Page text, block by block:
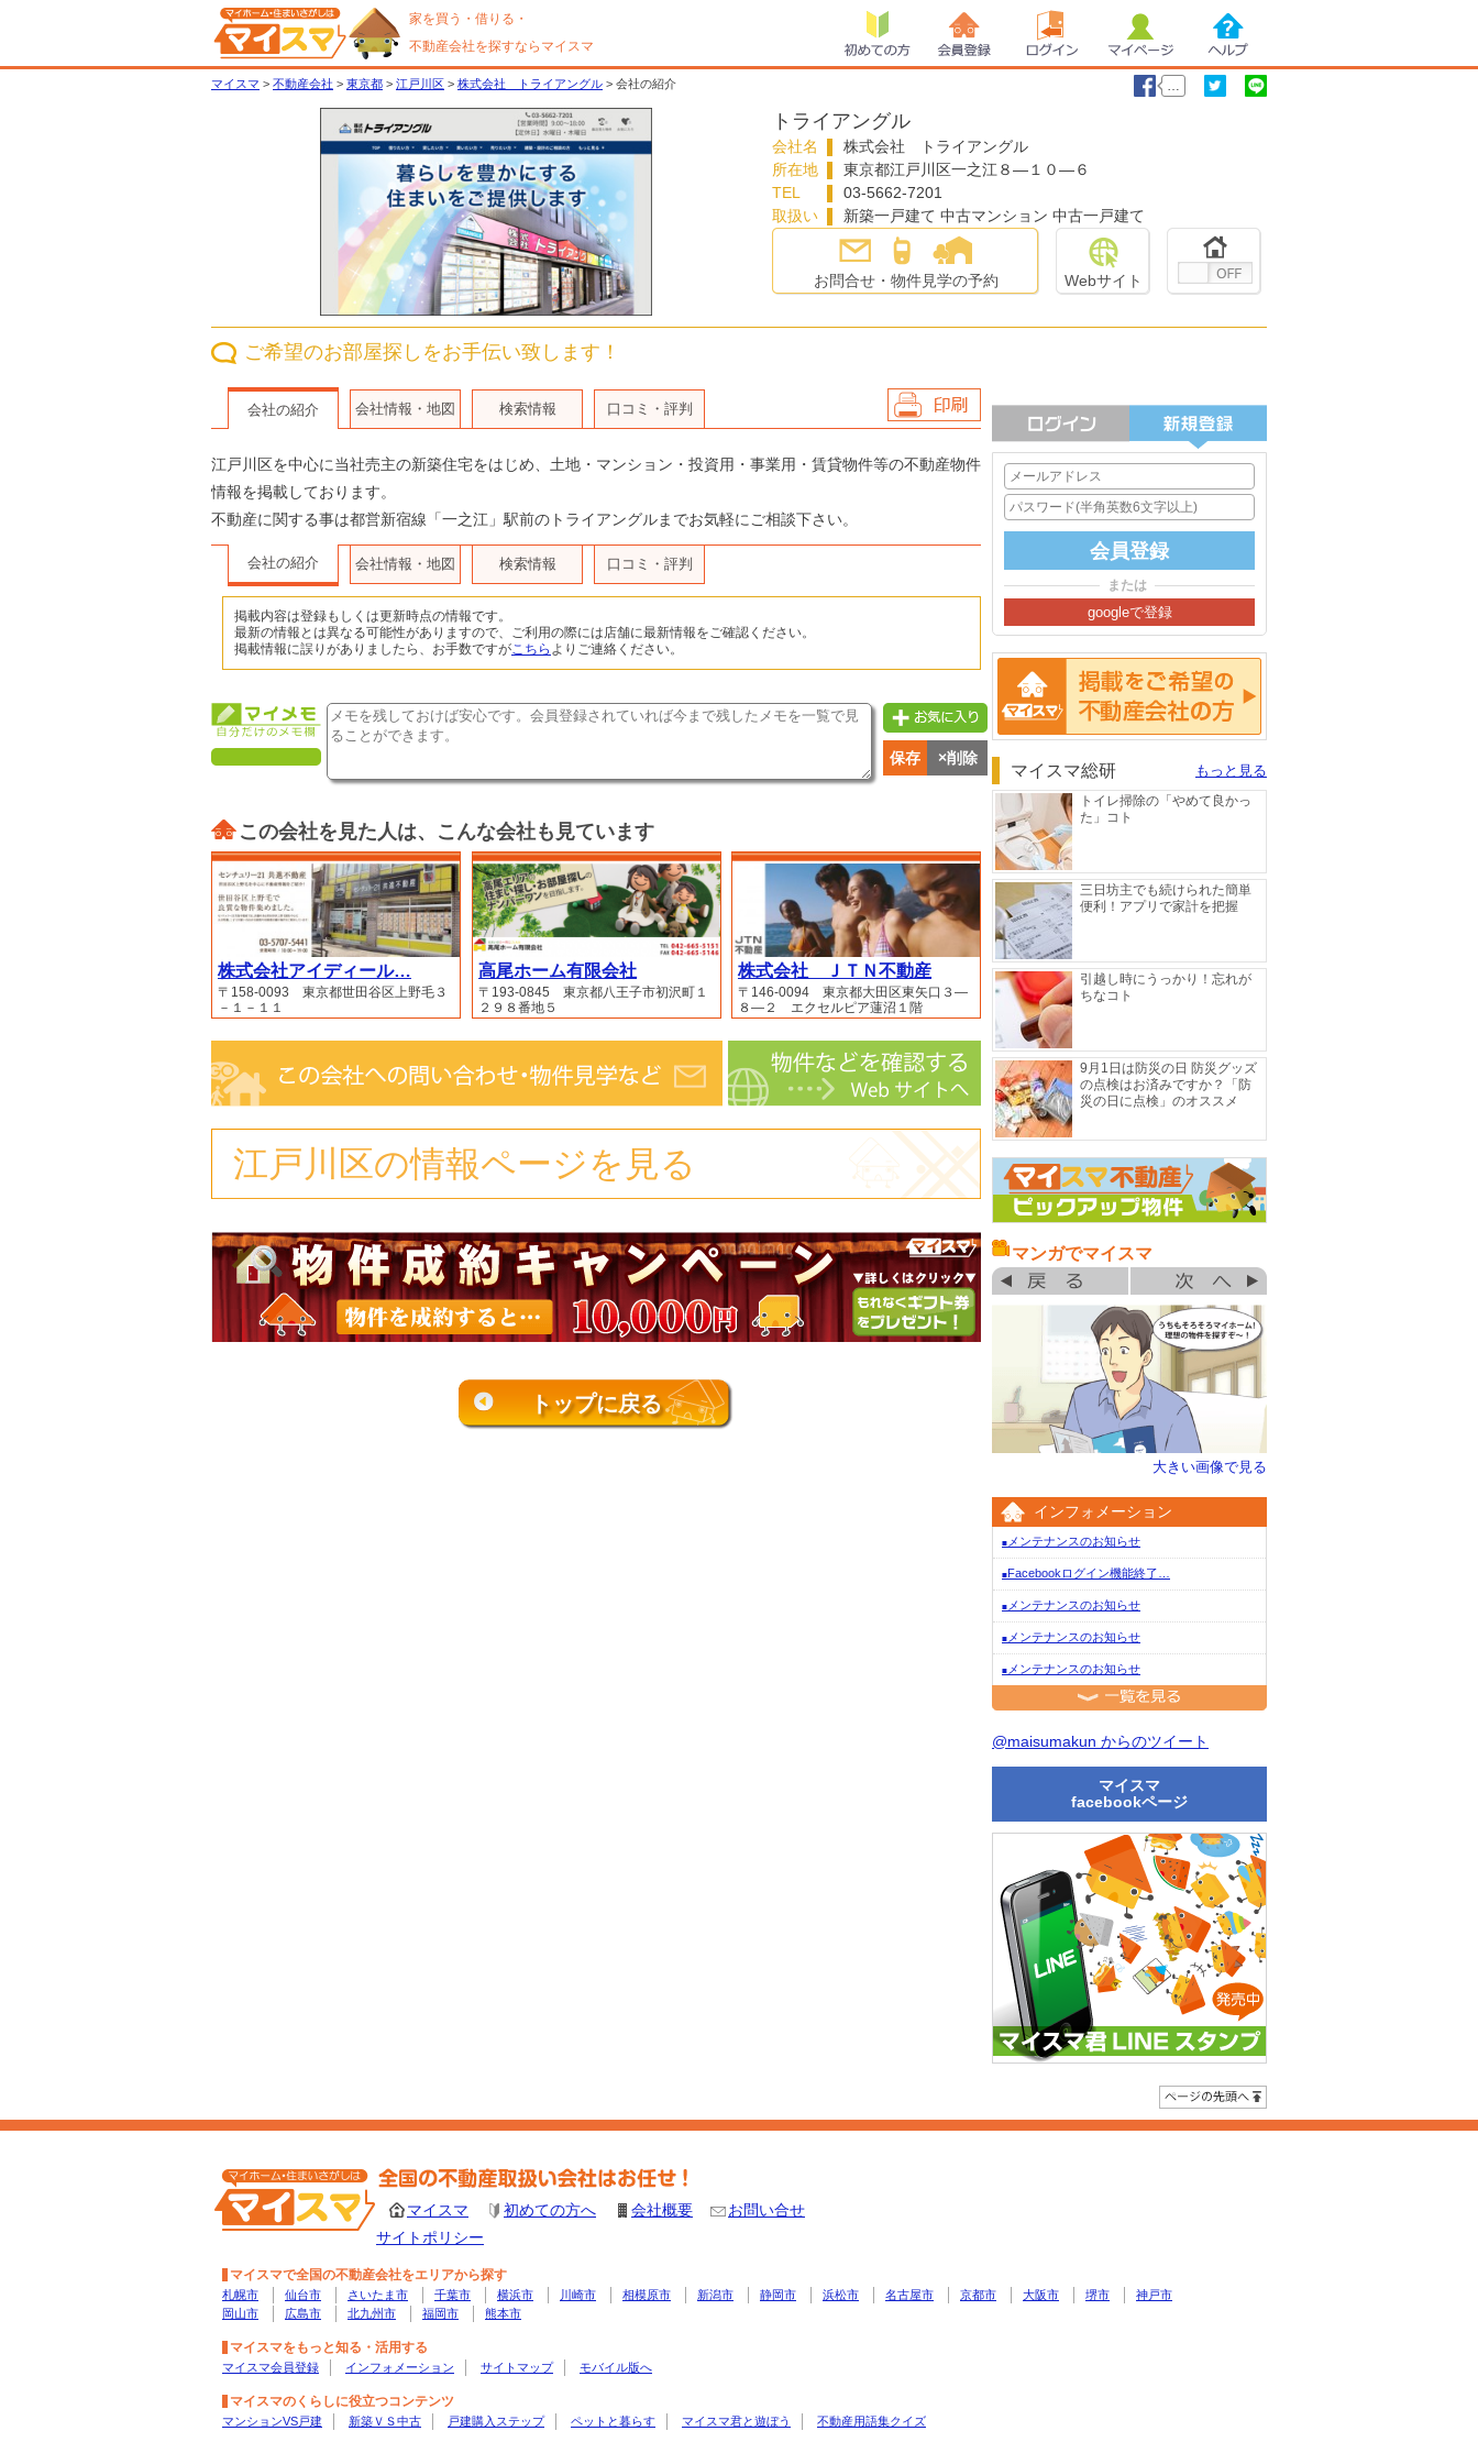
家を買う・借りる・
不動産会社を探すならマイスマ
ヘルプ
マイページ
ログイン
会員登録
初めての方
マイスマ > 不動産会社 > 東京都 > 江戸川区 > 株式会社 トライアングル > 会社の紹介 …
トライアングル
会社名
株式会社 トライアングル
所在地
東京都江戸川区一之江８―１０―６
TEL
03-5662-7201
取扱い
新築一戸建て 中古マンション 中古一戸建て
お問合せ・物件見学の予約 Webサイト
ご希望のお部屋探しをお手伝い致します！
会社の紹介 会社情報・地図 検索情報 口コミ・評判
会社情報を印
刷
江戸川区を中心に当社売主の新築住宅をはじめ、土地・マンション・投資用・事業用・賃貸物件等の不動産物件
情報を掲載しております。
不動産に関する事は都営新宿線「一之江」駅前のトライアングルまでお気軽にご相談下さい。
会社の紹介 会社情報・地図 検索情報 口コミ・評判
掲載内容は登録もしくは更新時点の情報です。
最新の情報とは異なる可能性がありますので、ご利用の際には店舗に最新情報をご確認ください。
掲載情報に誤りがありましたら、お手数ですがこちら よりご連絡ください。
保存 ×削除
この会社を見た人は、こんな会社も見ています
株式会社アイディール…
〒158-0093 東京都世田谷区上野毛３
－１－１１
高尾ホーム有限会社
〒193-0845 東京都八王子市初沢町１
２９８番地５
株式会社 ＪＴＮ不動産
〒146-0094 東京都大田区東矢口３―
８―２ エクセルピア蓮沼１階
江戸川区の情報ページを見る
トップに戻る
または
掲載をご希望の方へ
マイスマ総研 もっと見る
トイレ掃除の「やめて良かっ
た」コト
三日坊主でも続けられた簡単
便利！アプリで家計を把握
引越し時にうっかり！忘れが
ちなコト
9月1日は防災の日 防災グッズ
の点検はお済みですか？「防
災の日に点検」のオススメ
マンガでマイスマ
大きい画像で見る
インフォメーション
■ メンテナンスのお知らせ
■Facebookログイン機能終了…
■ メンテナンスのお知らせ
■ メンテナンスのお知らせ
■ メンテナンスのお知らせ
@maisumakun からのツイート
マイスマ
facebookページ
ページの先頭へ
マイスマ 初めての方へ 会社概要
お問い合せ
サイトポリシー
マイスマで全国の不動産会社をエリアから探す
札幌市 仙台市 さいたま市 千葉市 横浜市 川崎市 相模原市 新潟市 静岡市 浜松市 名古屋市 京都市 大阪市 堺市
神戸市
岡山市
広島市 北九州市 福岡市 熊本市
マイスマをもっと知る・活用する
マイスマ会員登録 インフォメーション サイトマップ モバイル版へ
マイスマのくらしに役立つコンテンツ
マンションVS戸建 新築ＶＳ中古 戸建購入ステップ ペットと暮らす マイスマ君と遊ぼう 不動産用語集クイズ